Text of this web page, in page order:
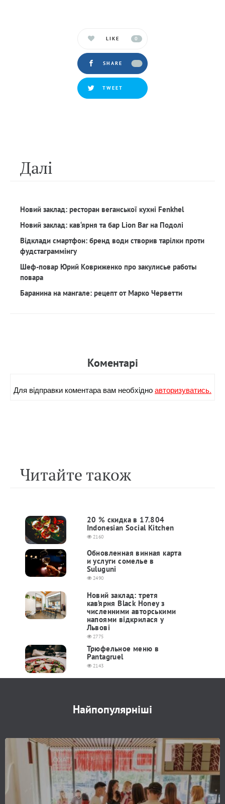
LIKE 0
SHARE
TWEET
Далi
Новий заклад: ресторан веганської кухні Fenkhel
Новий заклад: кав‘ярня та бар Lion Bar на Подолі
Відклади смартфон: бренд води створив тарілки проти
фудстаграммінгу
Шеф-повар Юрий Ковриженко про закулисье работы
повара
Баранина на мангале: рецепт от Марко Черветти
Коментарi
Для вiдправки коментара вам необхiдноавторизуватись.
Читайте також
20 % скидка в 17.804
Indonesian Social Kitchen
2160
Обновленная винная карта
и услуги сомелье в
Suluguni
2490
Новий заклад: третя
кав’ярня Black Honey з
численними авторськими
напоями відкрилася у
Львові
2775
Трюфельное меню в
Pantagruel
2143
Найпопулярніші